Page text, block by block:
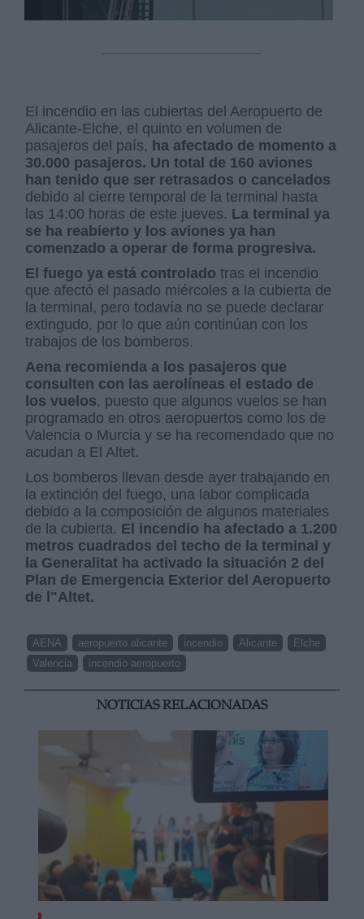
El incendio en las cubiertas del Aeropuerto de
Alicante-Elche, el quinto en volumen de
pasajeros del país, ha afectado de momento a
30.000 pasajeros. Un total de 160 aviones
han tenido que ser retrasados o cancelados
debido al cierre temporal de la terminal hasta
las 14:00 horas de este jueves. La terminal ya
se ha reabierto y los aviones ya han
comenzado a operar de forma progresiva.
El fuego ya está controlado tras el incendio
que afectó el pasado miércoles a la cubierta de
la terminal, pero todavía no se puede declarar
extingudo, por lo que aún continúan con los
trabajos de los bomberos.
Aena recomienda a los pasajeros que
consulten con las aerolíneas el estado de
los vuelos, puesto que algunos vuelos se han
programado en otros aeropuertos como los de
Valencia o Murcia y se ha recomendado que no
acudan a El Altet.
Los bomberos llevan desde ayer trabajando en
la extinción del fuego, una labor complicada
debido a la composición de algunos materiales
de la cubierta. El incendio ha afectado a 1.200
metros cuadrados del techo de la terminal y
la Generalitat ha activado la situación 2 del
Plan de Emergencia Exterior del Aeropuerto
de l"Altet.
AENA aeropuerto alicante incendio Alicante
Elche
Valencia
incendio aeropuerto
NOTICIAS RELACIONADAS